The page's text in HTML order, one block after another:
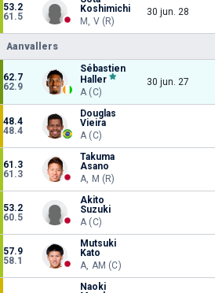
53.2
61.5
Koshimichi
M, V (R)
30 jun. 28
Aanvallers
62.7
62.9
Sébastien
Haller
A (C)
30 jun. 27
48.4
48.4
Douglas
Vieira
A (C)
61.3
61.3
Takuma
Asano
A, M (R)
53.2
60.5
Akito
Suzuki
A (C)
57.9
58.1
Mutsuki
Kato
A, AM (C)
Naoki